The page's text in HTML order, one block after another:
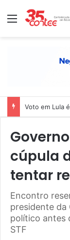
Menu
Voto em Lula
cúpula
tentar
Encontro
presidente da
político antes
STF